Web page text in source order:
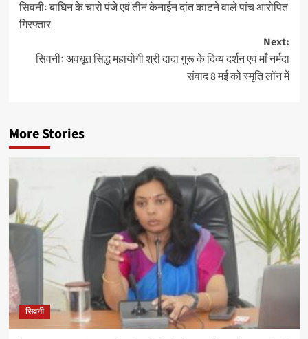
navigation
सिवनीः बाघिन के चारो पंजे एवं तीन केनाईन दांत काटने वाले पांच आरोपित
गिरफ्तार
Next:
सिवनीः अवधूत सिद्ध महायोगी श्री दादा गुरू के दिव्य दर्शन एवं माँ नर्मदा
संवाद 8 मई को स्मृति लॉन में
More Stories
सिवनी